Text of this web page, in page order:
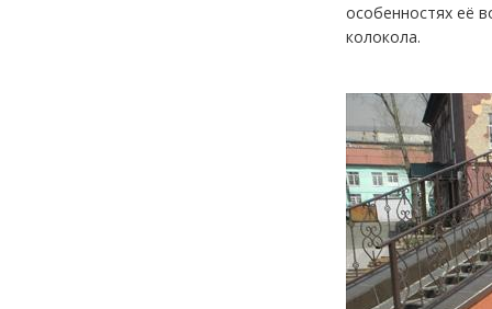
особенностях её
колокола.